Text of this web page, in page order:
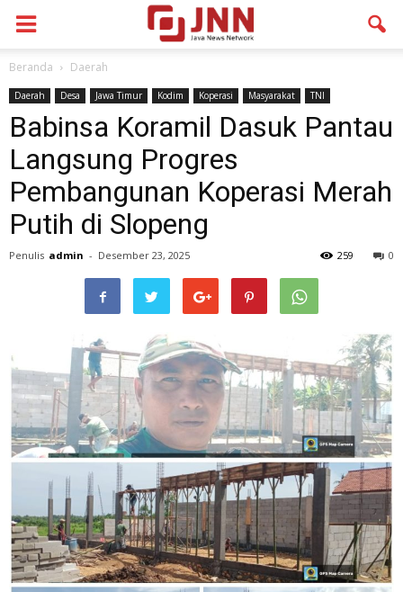
Beranda Daerah
Daerah Desa Jawa Timur Kodim Koperasi Masyarakat TNI
Babinsa Koramil Dasuk Pantau
Langsung Progres
Pembangunan Koperasi Merah
Putih di Slopeng
Penulis admin - Desember 23, 2025 0
259